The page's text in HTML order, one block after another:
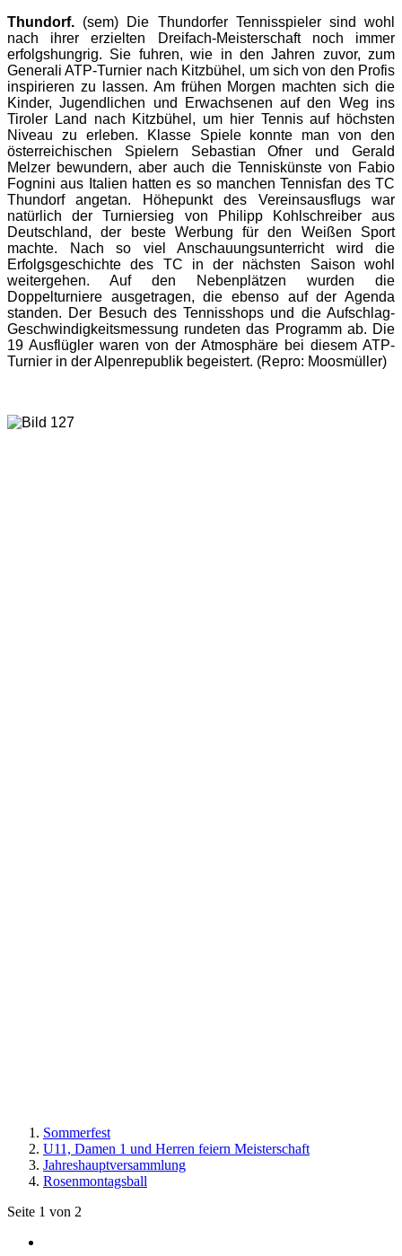
Thundorf. (sem) Die Thundorfer Tennisspieler sind wohl
nach ihrer erzielten Dreifach-Meisterschaft noch immer
erfolgshungrig. Sie fuhren, wie in den Jahren zuvor, zum
Generali ATP-Turnier nach Kitzbühel, um sich von den Profis
inspirieren zu lassen. Am frühen Morgen machten sich die
Kinder, Jugendlichen und Erwachsenen auf den Weg ins
Tiroler Land nach Kitzbühel, um hier Tennis auf höchsten
Niveau zu erleben. Klasse Spiele konnte man von den
österreichischen Spielern Sebastian Ofner und Gerald
Melzer bewundern, aber auch die Tenniskünste von Fabio
Fognini aus Italien hatten es so manchen Tennisfan des TC
Thundorf angetan. Höhepunkt des Vereinsausflugs war
natürlich der Turniersieg von Philipp Kohlschreiber aus
Deutschland, der beste Werbung für den Weißen Sport
machte. Nach so viel Anschauungsunterricht wird die
Erfolgsgeschichte des TC in der nächsten Saison wohl
weitergehen. Auf den Nebenplätzen wurden die
Doppelturniere ausgetragen, die ebenso auf der Agenda
standen. Der Besuch des Tennisshops und die Aufschlag-
Geschwindigkeitsmessung rundeten das Programm ab. Die
19 Ausflügler waren von der Atmosphäre bei diesem ATP-
Turnier in der Alpenrepublik begeistert. (Repro: Moosmüller)
Sommerfest
U11, Damen 1 und Herren feiern Meisterschaft
Jahreshauptversammlung
Rosenmontagsball
Seite 1 von 2